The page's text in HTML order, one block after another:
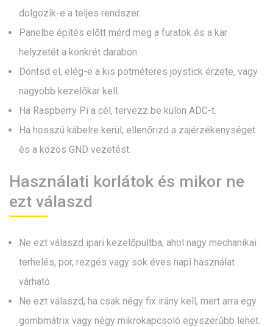
dolgozik-e a teljes rendszer.
Panelbe építés előtt mérd meg a furatok és a kar
helyzetét a konkrét darabon.
Döntsd el, elég-e a kis potméteres joystick érzete, vagy
nagyobb kezelőkar kell.
Ha Raspberry Pi a cél, tervezz be külön ADC-t.
Ha hosszú kábelre kerül, ellenőrizd a zajérzékenységet
és a közös GND vezetést.
Használati korlátok és mikor ne
ezt válaszd
Ne ezt válaszd ipari kezelőpultba, ahol nagy mechanikai
terhelés, por, rezgés vagy sok éves napi használat
várható.
Ne ezt válaszd, ha csak négy fix irány kell, mert arra egy
gombmátrix vagy négy mikrokapcsoló egyszerűbb lehet.